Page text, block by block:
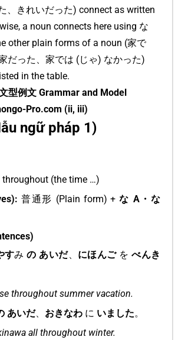
、きれいだった) connect as written
a noun connects here using な
other plain forms of a noun (家で
だった、家では (じゃ) なかった)
in the table.
型例文 Grammar and Model
Pro.com (ii, iii)
ngữ pháp 1)
throughout (the time …)
普通形 (Plain form) +な A・な
すみの あいだ、 にほんごをべんき
throughout summer vacation.
あいだ、 おきなわ に いました。
all throughout winter.